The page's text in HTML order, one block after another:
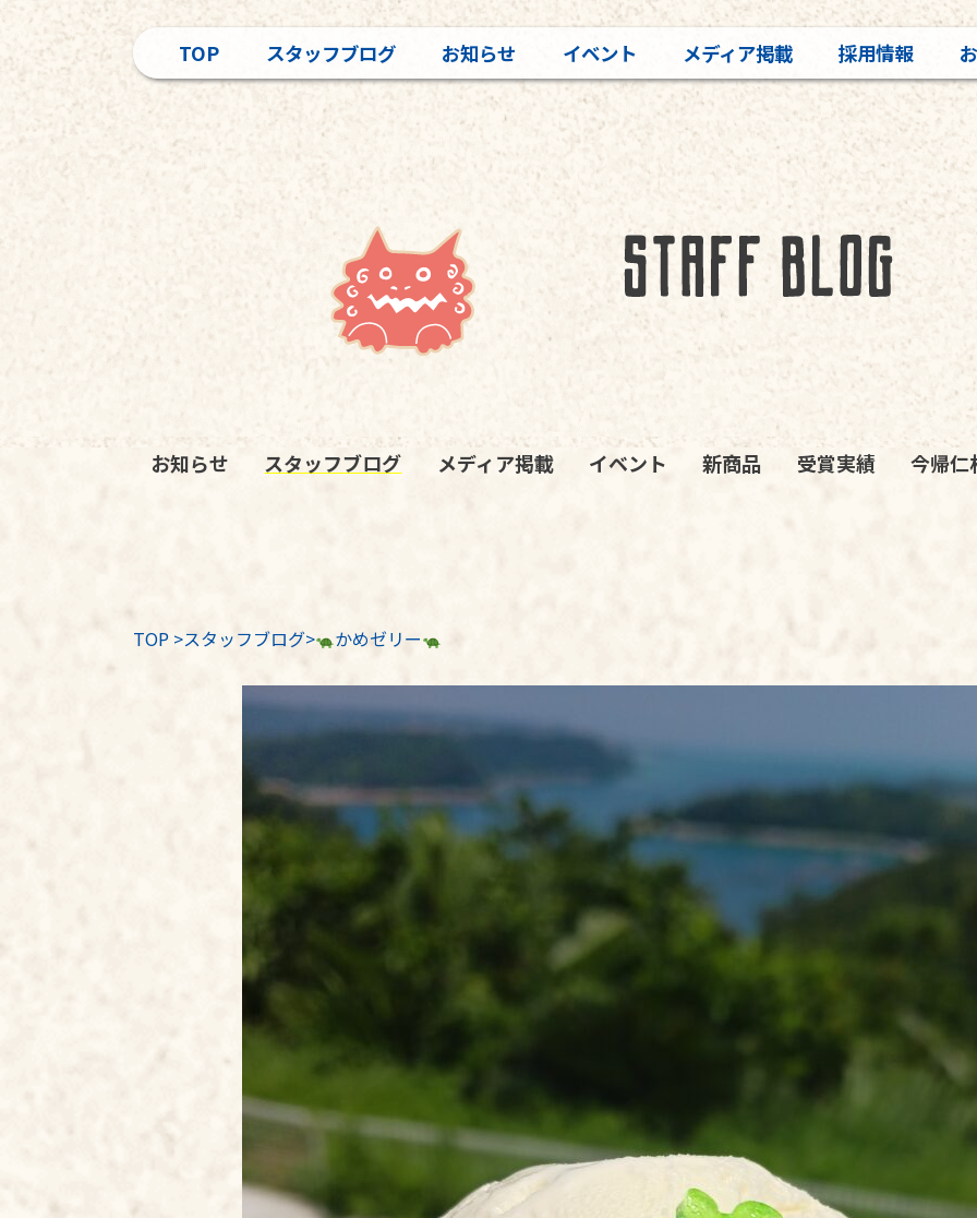
TOP スタッフブログ お知らせ イベント メディア掲載 採用情報
お知らせ スタッフブログ メディア掲載 イベント 新商品 受賞実績 今帰仁
TOP >スタッフブログ> かめゼリー